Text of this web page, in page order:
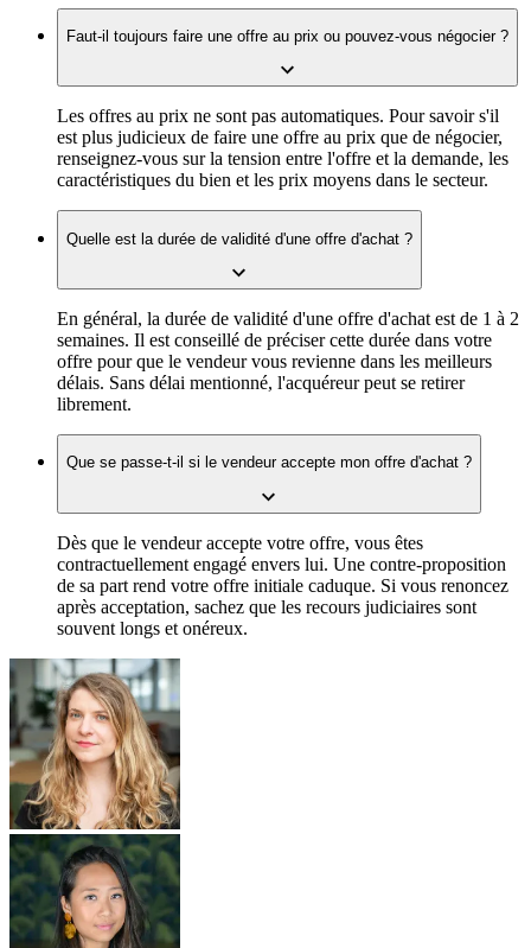
Faut-il toujours faire une offre au prix ou pouvez-vous négocier ?
Les offres au prix ne sont pas automatiques. Pour savoir s'il
est plus judicieux de faire une offre au prix que de négocier,
renseignez-vous sur la tension entre l'offre et la demande, les
caractéristiques du bien et les prix moyens dans le secteur.
Quelle est la durée de validité d'une offre d'achat ?
En général, la durée de validité d'une offre d'achat est de 1 à 2
semaines. Il est conseillé de préciser cette durée dans votre
offre pour que le vendeur vous revienne dans les meilleurs
délais. Sans délai mentionné, l'acquéreur peut se retirer
librement.
Que se passe-t-il si le vendeur accepte mon offre d'achat ?
Dès que le vendeur accepte votre offre, vous êtes
contractuellement engagé envers lui. Une contre-proposition
de sa part rend votre offre initiale caduque. Si vous renoncez
après acceptation, sachez que les recours judiciaires sont
souvent longs et onéreux.